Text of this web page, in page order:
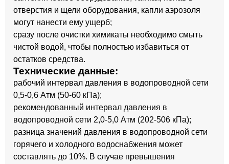
отверстия и щели оборудования, капли аэрозоля
могут нанести ему ущерб;
сразу после очистки химикаты необходимо смыть
чистой водой, чтобы полностью избавиться от
остатков средства.
Технические данные:
рабочий интервал давления в водопроводной сети
0,5-0,6 Атм (50-60 кПа);
рекомендованный интервал давления в
водопроводной сети 2,0-5,0 Атм (202-506 кПа);
разница значений давления в водопроводной сети
горячего и холодного водоснабжения может
составлять до 10%. В случае превышения